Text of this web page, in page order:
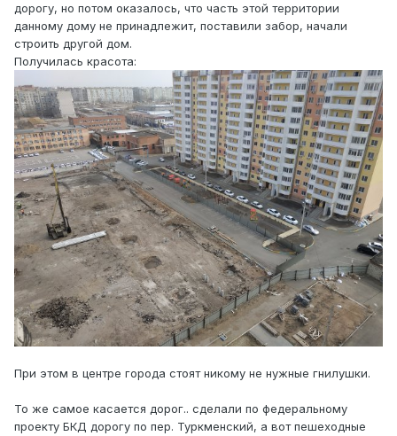
дорогу, но потом оказалось, что часть этой территории
данному дому не принадлежит, поставили забор, начали
строить другой дом.
Получилась красота:
При этом в центре города стоят никому не нужные гнилушки.
То же самое касается дорог.. сделали по федеральному
проекту БКД дорогу по пер. Туркменский, а вот пешеходные